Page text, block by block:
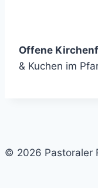
Offene
& Kuchen im
© 2026 Pastoraler